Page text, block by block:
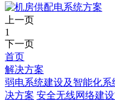
上一页
1
下一页
首页
解决方案
弱电系统建设及智能化系
决方案 安全无线网络建